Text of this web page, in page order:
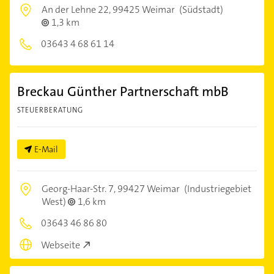
An der Lehne 22,99425 Weimar (Südstadt)
1,3 km
03643 4 68 61 14
Breckau Günther Partnerschaft mbB
STEUERBERATUNG
E-Mail
Georg-Haar-Str. 7,99427 Weimar (Industriegebiet
West)
1,6 km
03643 46 86 80
Webseite